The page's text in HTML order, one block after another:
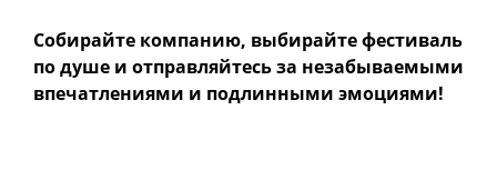
Собирайте компанию, выбирайте фестиваль
по душе и отправляйтесь за незабываемыми
впечатлениями и подлинными эмоциями!